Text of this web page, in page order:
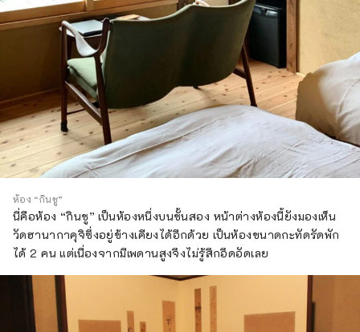
ห้อง “กินชู”
นี่คือห้อง “กินชู” เป็นห้องหนึ่งบนชั้นสอง หน้าต่างห้องนี้ยังมองเห็น
วัดฮานากาคุจิซึ่งอยู่ข้างเคียงได้อีกด้วย เป็นห้องขนาดกะทัดรัดพัก
ได้ 2 คน แต่เนื่องจากมีเพดานสูงจึงไม่รู้สึกอึดอัดเลย